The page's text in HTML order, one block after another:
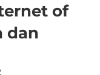
of
dan